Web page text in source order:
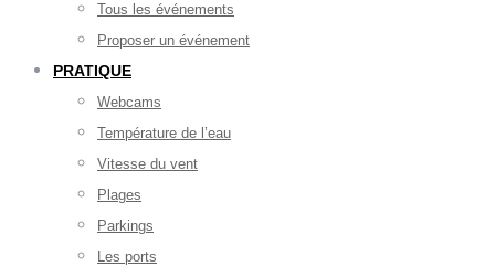
Tous les événements
Proposer un événement
PRATIQUE
Webcams
Température de l’eau
Vitesse du vent
Plages
Parkings
Les ports